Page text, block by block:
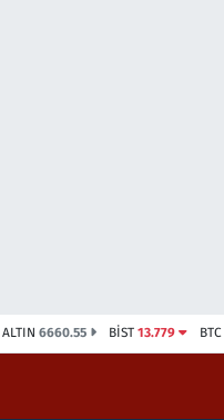
ALTIN 6660.55 BİST13.779 BTC